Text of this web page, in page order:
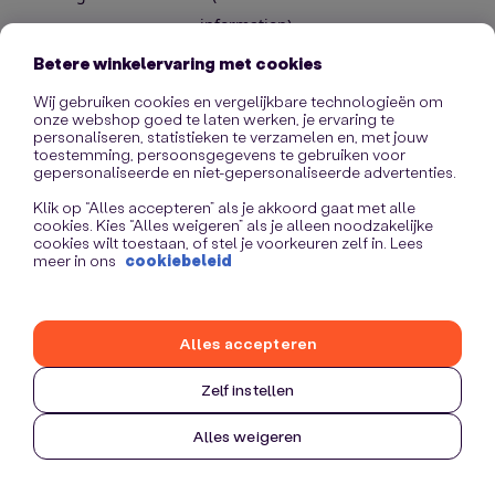
information).
Betere winkelervaring met cookies
Wij gebruiken cookies en vergelijkbare technologieën om
onze webshop goed te laten werken, je ervaring te
personaliseren, statistieken te verzamelen en, met jouw
toestemming, persoonsgegevens te gebruiken voor
gepersonaliseerde en niet-gepersonaliseerde advertenties.
Klik op “Alles accepteren” als je akkoord gaat met alle
cookies. Kies “Alles weigeren” als je alleen noodzakelijke
cookies wilt toestaan, of stel je voorkeuren zelf in. Lees
meer in ons cookiebeleid
Zelf instellen
Alles weigeren
Alles accepteren